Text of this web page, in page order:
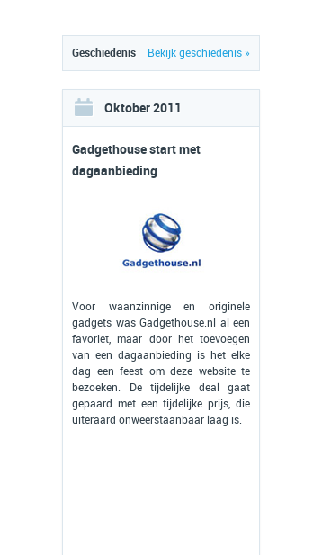
Bekijk geschiedenis »
Geschiedenis
Oktober 2011
Gadgethouse start met
dagaanbieding
Voor waanzinnige en originele
gadgets was Gadgethouse.nl al een
favoriet, maar door het toevoegen
van een dagaanbieding is het elke
dag een feest om deze website te
bezoeken. De tijdelijke deal gaat
gepaard met een tijdelijke prijs, die
uiteraard onweerstaanbaar laag is.